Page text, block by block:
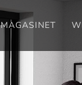
MAGASINET